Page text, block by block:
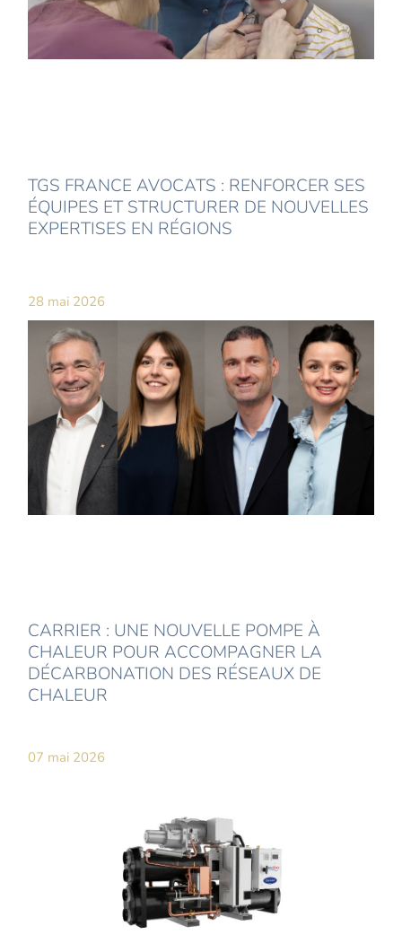
TGS FRANCE AVOCATS : RENFORCER SES
ÉQUIPES ET STRUCTURER DE NOUVELLES
EXPERTISES EN RÉGIONS
28 mai 2026
CARRIER : UNE NOUVELLE POMPE À
CHALEUR POUR ACCOMPAGNER LA
DÉCARBONATION DES RÉSEAUX DE
CHALEUR
07 mai 2026